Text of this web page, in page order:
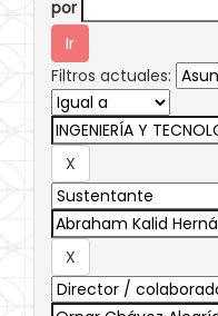
por
Filtros actuales: